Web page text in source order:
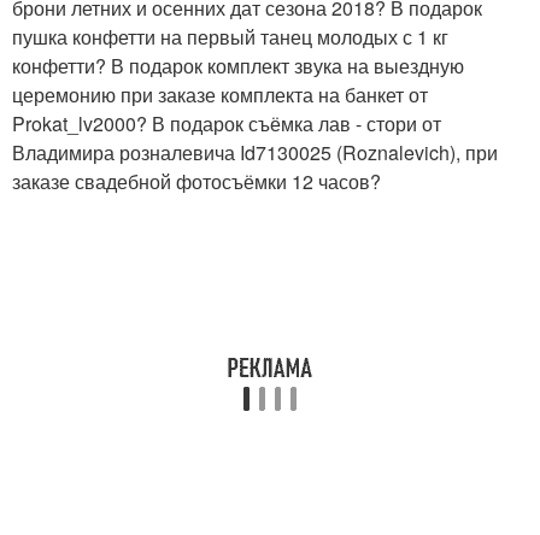
брони летних и осенних дат сезона 2018? В подарок
пушка конфетти на первый танец молодых с 1 кг
конфетти? В подарок комплект звука на выездную
церемонию при заказе комплекта на банкет от
Prokat_lv2000? В подарок съёмка лав - стори от
Владимира розналевича Id7130025 (Roznalevich), при
заказе свадебной фотосъёмки 12 часов?